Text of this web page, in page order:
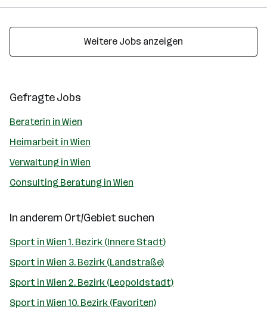
Weitere Jobs anzeigen
Gefragte Jobs
Beraterin in Wien
Heimarbeit in Wien
Verwaltung in Wien
Consulting Beratung in Wien
In anderem Ort/Gebiet suchen
Sport in Wien 1. Bezirk (Innere Stadt)
Sport in Wien 3. Bezirk (Landstraße)
Sport in Wien 2. Bezirk (Leopoldstadt)
Sport in Wien 10. Bezirk (Favoriten)